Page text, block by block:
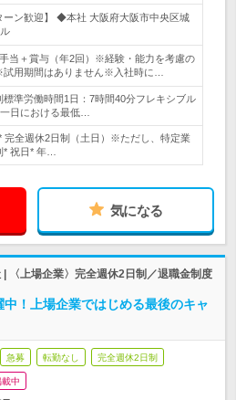
ーン歓迎】 ◆本社 大阪府大阪市中央区城
当＋賞与（年2回）※経験・能力を考慮の
試用期間はありません※入社時に…
準労働時間1日：7時間40分フレキシブル
日における最低…
完全週休2日制（土日）※ただし、特定業
* 祝日* 年…
気になる
〈上場企業〉完全週休2日制／退職金制度
中！上場企業ではじめる最後のキャ
急募 転勤なし 完全週休2日制
中